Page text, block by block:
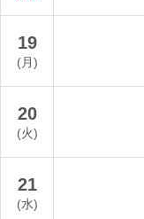
19
(月)
20
(火)
21
(水)